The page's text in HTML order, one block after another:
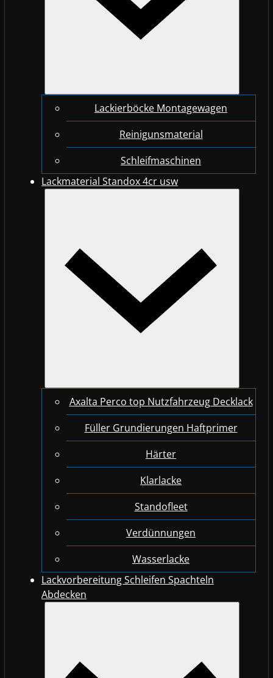
Lackierböcke Montagewagen
Reinigunsmaterial
Schleifmaschinen
Lackmaterial Standox 4cr usw
Axalta Perco top Nutzfahrzeug Decklack
Füller Grundierungen Haftprimer
Härter
Klarlacke
Standofleet
Verdünnungen
Wasserlacke
Lackvorbereitung Schleifen Spachteln
Abdecken